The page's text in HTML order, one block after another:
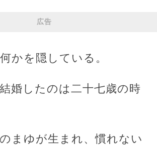
広告
かを隠している。
婚したのは二十七歳の時
まゆが生まれ、慣れない